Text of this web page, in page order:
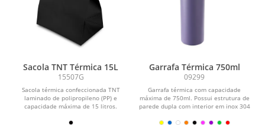
Sacola TNT Térmica 15L
15507G
Sacola térmica confeccionada TNT
laminado de polipropileno (PP) e
capacidade máxima de 15 litros.
Garrafa Térmica 750ml
09299
Garrafa térmica com capacidade
máxima de 750ml. Possui estrutura de
parede dupla com interior em inox 304